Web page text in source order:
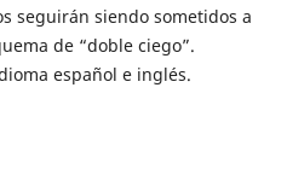
seguirán siendo sometidos a
de “doble ciego”.
español e inglés.